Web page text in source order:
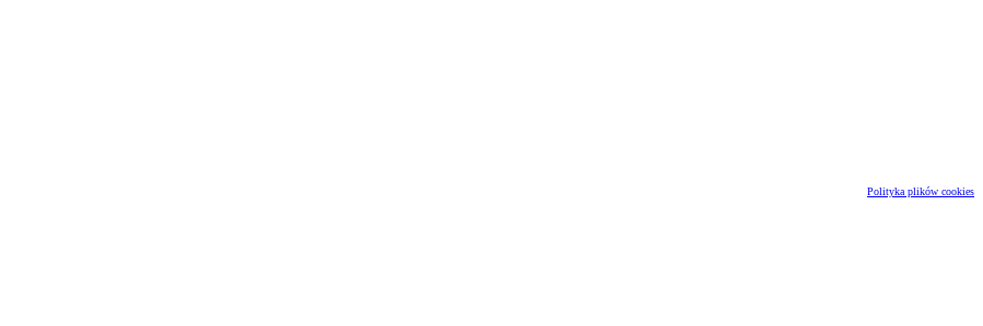
Polityka plików cookies